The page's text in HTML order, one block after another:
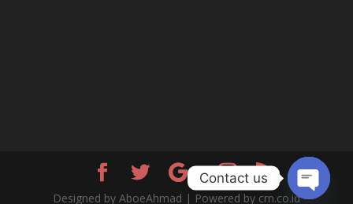
Designed by AboeAhmad | Powered by crn.co.id
Contact us